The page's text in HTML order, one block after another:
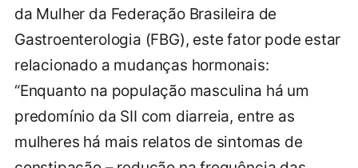
da Mulher da Federação Brasileira de
Gastroenterologia (FBG), este fator pode estar
relacionado a mudanças hormonais:
“Enquanto na população masculina há um
predomínio da SII com diarreia, entre as
mulheres há mais relatos de sintomas de